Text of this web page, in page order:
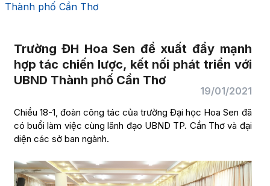
Thành phố Cần Thơ
Trường ĐH Hoa Sen đề xuất đẩy mạnh
hợp tác chiến lược, kết nối phát triển với
UBND Thành phố Cần Thơ
19/01/2021
Chiều 18-1, đoàn công tác của trường Đại học Hoa Sen đã
có buổi làm việc cùng lãnh đạo UBND TP. Cần Thơ và đại
diện các sở ban ngành.